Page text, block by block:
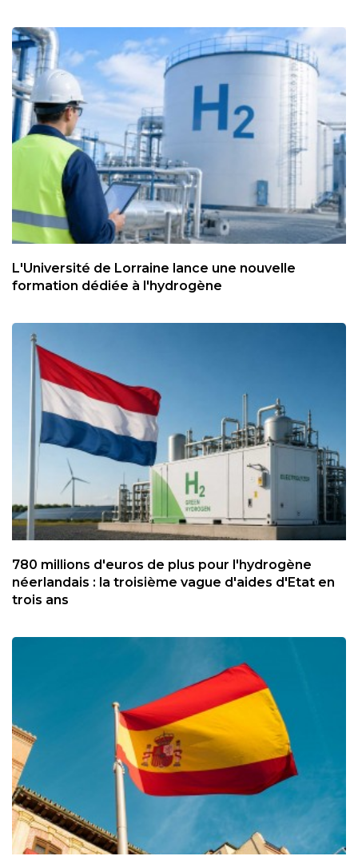
L'Université de Lorraine lance une nouvelle
formation dédiée à l'hydrogène
780 millions d'euros de plus pour l'hydrogène
néerlandais : la troisième vague d'aides d'Etat en
trois ans